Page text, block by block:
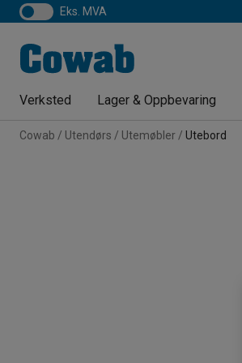
eks. MVA
Verksted Lager & Oppbevaring
Cowab Utendørs Utemøbler Utebord